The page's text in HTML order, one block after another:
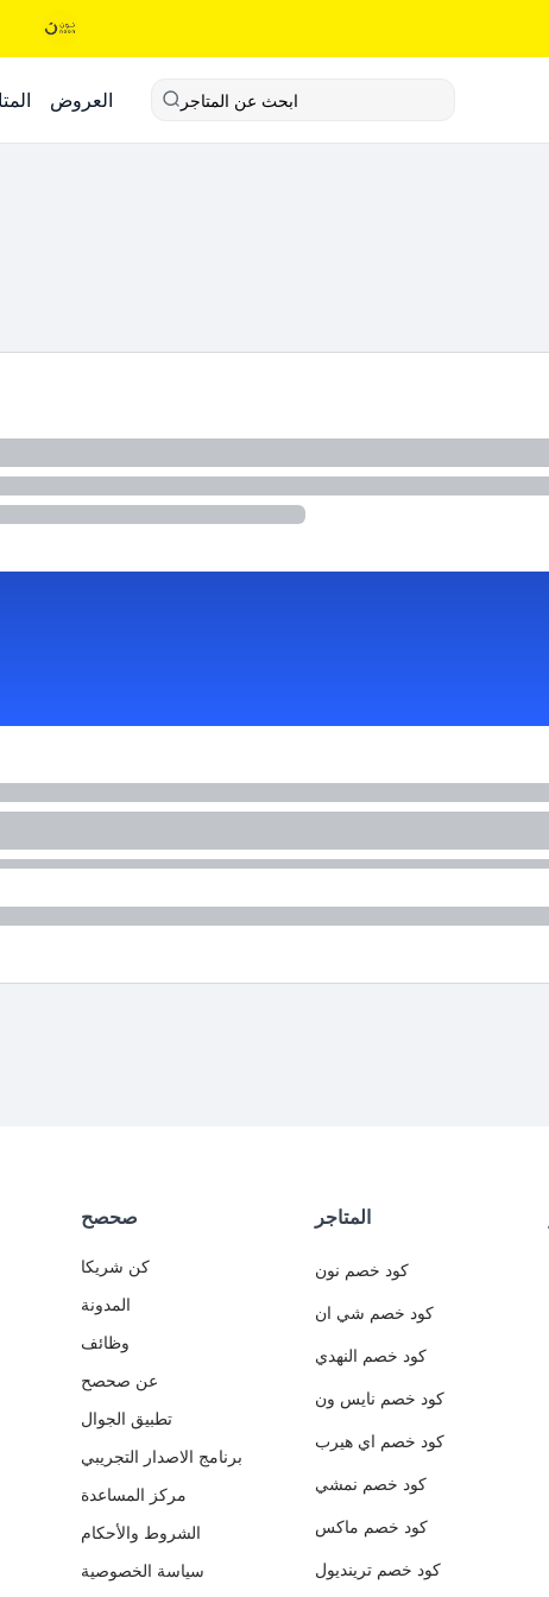
العروض ابحث عن المتاجر
صحصح
كن شريكا
المدونة
وظائف
عن صحصح
تطبيق الجوال
برنامج الاصدار التجريبي
مركز المساعدة
الشروط والأحكام
سياسة الخصوصية
المتاجر
كود خصم نون
كود خصم شي ان
كود خصم النهدي
كود خصم نايس ون
كود خصم اي هيرب
كود خصم نمشي
كود خصم ماكس
كود خصم ترينديول